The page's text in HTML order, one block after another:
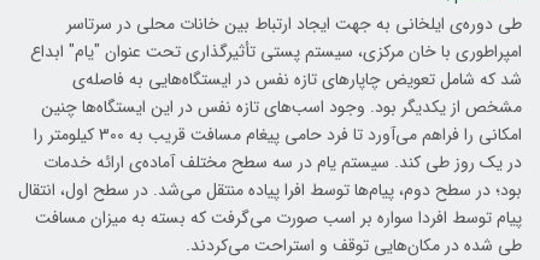
طی دوره‌ی ایلخانی به جهت ایجاد ارتباط بین خانات محلی در سرتاسر
امپراطوری با خان مرکزی، سیستم پستی تأثیرگذاری تحت عنوان "یام" ابداع
شد که شامل تعویض چاپارهای تازه‌ نفس در ایستگاه‌هایی به فاصله‌ی
مشخص از یکدیگر بود. وجود اسب‌های تازه‌ نفس در این ایستگاه‌ها چنین
امکانی را فراهم می‌آورد تا فرد حامی پیغام مسافت قریب به 300 کیلومتر را
در یک روز طی کند. سیستم یام در سه سطح مختلف آماده‌ی ارائه خدمات
بود؛ در سطح دوم، پیام‌ها توسط افرا پیاده منتقل می‌شد. در سطح اول، انتقال
پیام توسط افردا سواره بر اسب صورت می‌گرفت که بسته به میزان مسافت
طی شده در مکان‌هایی توقف و استراحت می‌کردند.